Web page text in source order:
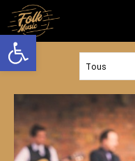
Ouvrir la barre d’outils